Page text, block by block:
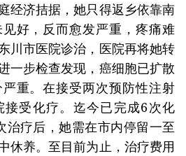
经济拮据，她只得返乡依靠南
好，反而愈发严重，疼痛难
川市医院诊治，医院再将她转
一步检查发现，癌细胞已扩散
重。在接受两次预防性注射
接受化疗。迄今已完成6次化
治疗后，她需在市内停留一至
休养。至目前为止，治疗费用